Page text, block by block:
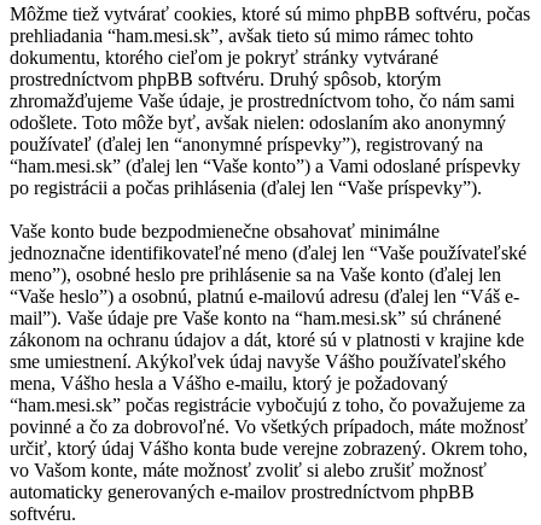
Môžme tiež vytvárať cookies, ktoré sú mimo phpBB softvéru, počas
prehliadania “ham.mesi.sk”, avšak tieto sú mimo rámec tohto
dokumentu, ktorého cieľom je pokryť stránky vytvárané
prostredníctvom phpBB softvéru. Druhý spôsob, ktorým
zhromažďujeme Vaše údaje, je prostredníctvom toho, čo nám sami
odošlete. Toto môže byť, avšak nielen: odoslaním ako anonymný
používateľ (ďalej len “anonymné príspevky”), registrovaný na
“ham.mesi.sk” (ďalej len “Vaše konto”) a Vami odoslané príspevky
po registrácii a počas prihlásenia (ďalej len “Vaše príspevky”).
Vaše konto bude bezpodmienečne obsahovať minimálne
jednoznačne identifikovateľné meno (ďalej len “Vaše používateľské
meno”), osobné heslo pre prihlásenie sa na Vaše konto (ďalej len
“Vaše heslo”) a osobnú, platnú e-mailovú adresu (ďalej len “Váš e-
mail”). Vaše údaje pre Vaše konto na “ham.mesi.sk” sú chránené
zákonom na ochranu údajov a dát, ktoré sú v platnosti v krajine kde
sme umiestnení. Akýkoľvek údaj navyše Vášho používateľského
mena, Vášho hesla a Vášho e-mailu, ktorý je požadovaný
“ham.mesi.sk” počas registrácie vybočujú z toho, čo považujeme za
povinné a čo za dobrovoľné. Vo všetkých prípadoch, máte možnosť
určiť, ktorý údaj Vášho konta bude verejne zobrazený. Okrem toho,
vo Vašom konte, máte možnosť zvoliť si alebo zrušiť možnosť
automaticky generovaných e-mailov prostredníctvom phpBB
softvéru.